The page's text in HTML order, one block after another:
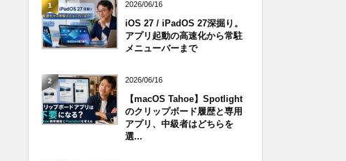
1 2026/06/16
iOS 27 / iPadOS 27深掘り。
アプリ起動の高速化から常駐
メニューバーまで
2 2026/06/16
【macOS Tahoe】Spotlight
のクリップボード履歴と専用
アプリ、中級者はどちらを
選...